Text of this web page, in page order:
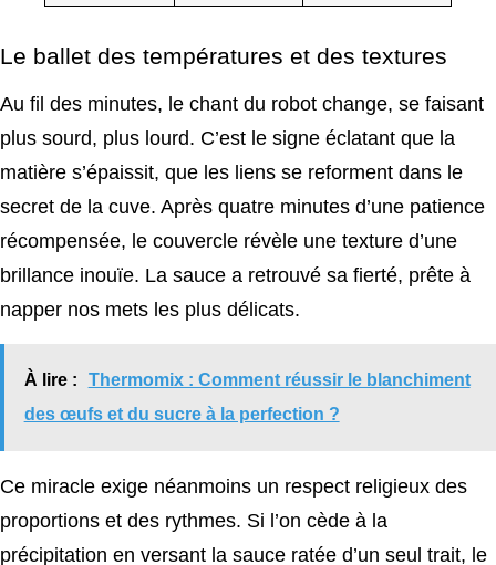
Le ballet des températures et des textures
Au fil des minutes, le chant du robot change, se faisant
plus sourd, plus lourd. C’est le signe éclatant que la
matière s’épaissit, que les liens se reforment dans le
secret de la cuve. Après quatre minutes d’une patience
récompensée, le couvercle révèle une texture d’une
brillance inouïe. La sauce a retrouvé sa fierté, prête à
napper nos mets les plus délicats.
À lire :
Thermomix : Comment réussir le blanchiment
des œufs et du sucre à la perfection ?
Ce miracle exige néanmoins un respect religieux des
proportions et des rythmes. Si l’on cède à la
précipitation en versant la sauce ratée d’un seul trait, le